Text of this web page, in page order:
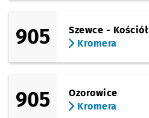
905
Szewce - Kościół
Kromera
905
Ozorowice
Kromera